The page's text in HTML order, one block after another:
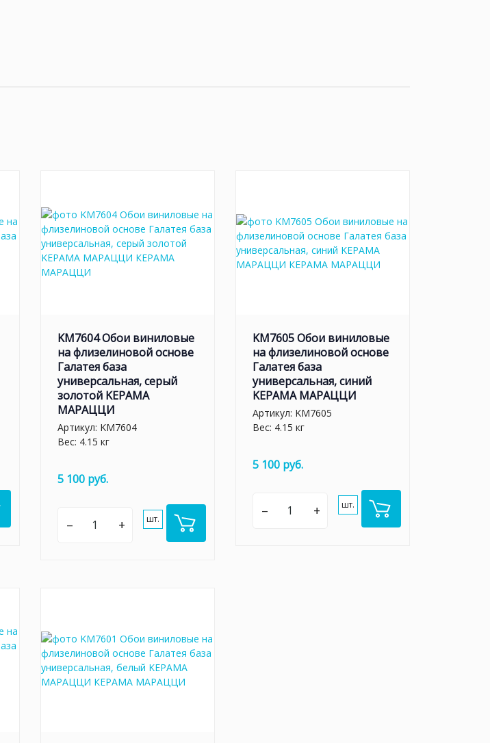
KM7604 Обои виниловые
на флизелиновой основе
Галатея база
универсальная, серый
золотой KЕРАМА
МАРАЦЦИ
Артикул: KM7604
Вес: 4.15 кг
5 100 руб.
– + шт.
KM7605 Обои виниловые
на флизелиновой основе
Галатея база
универсальная, синий
KЕРАМА МАРАЦЦИ
Артикул: KM7605
Вес: 4.15 кг
5 100 руб.
– + шт.